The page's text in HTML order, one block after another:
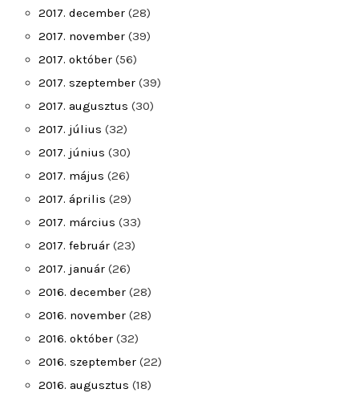
2017. december (28)
2017. november (39)
2017. október (56)
2017. szeptember (39)
2017. augusztus (30)
2017. július (32)
2017. június (30)
2017. május (26)
2017. április (29)
2017. március (33)
2017. február (23)
2017. január (26)
2016. december (28)
2016. november (28)
2016. október (32)
2016. szeptember (22)
2016. augusztus (18)